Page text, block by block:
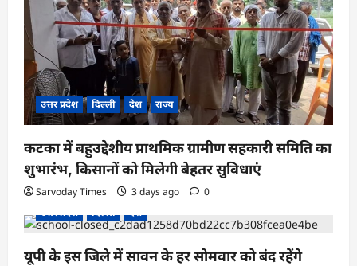
उत्तर प्रदेश दिल्ली देश राज्य
कटका में बहुउद्देशीय प्राथमिक ग्रामीण सहकारी समिति का
शुभारंभ, किसानों को मिलेगी बेहतर सुविधाएं
Sarvoday Times 3 days ago
0
उत्तर प्रदेश
दिल्ली देश
यूपी के इस जिले में सावन के हर सोमवार को बंद रहेंगे